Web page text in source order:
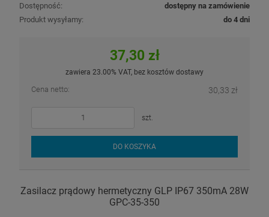
Dostępność:
dostępny na zamówienie
Produkt wysyłamy:
do 4 dni
37,30 zł
zawiera 23.00% VAT, bez kosztów dostawy
Cena netto: 30,33 zł
szt.
DO KOSZYKA
Zasilacz prądowy hermetyczny GLP IP67 350mA 28W
GPC-35-350